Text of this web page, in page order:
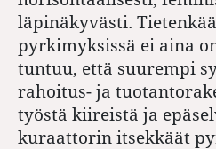
läpinäkyvästi.
pyrkimyksissä ei aina
tuntuu, että suurempi
rahoitus- ja
työstä kiireistä ja
kuraattorin itsekkäät